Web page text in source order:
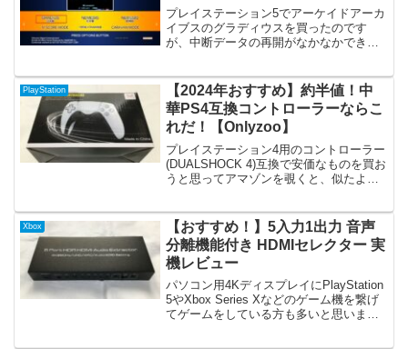
プレイステーション5でアーケイドアーカ
イブスのグラディウスを買ったのです
が、中断データの再開がなかなかできな
PlayStation
【2024年おすすめ】約半値！中
華PS4互換コントローラーならこ
れだ！【Onlyzoo】
プレイステーション4用のコントローラー
(DUALSHOCK 4)互換で安価なものを買お
うと思ってアマゾンを覗くと、似たよう
たPS4用互換コントローラーが快適に使
えましたので、ご紹介します。
Xbox
【おすすめ！】5入力1出力 音声
分離機能付き HDMIセレクター 実
機レビュー
パソコン用4KディスプレイにPlayStation
5やXbox Series Xなどのゲーム機を繋げ
てゲームをしている方も多いと思いま